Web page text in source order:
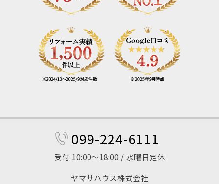
099-224-6111
受付 10:00～18:00 / 水曜日定休
ヤマサハウス株式会社